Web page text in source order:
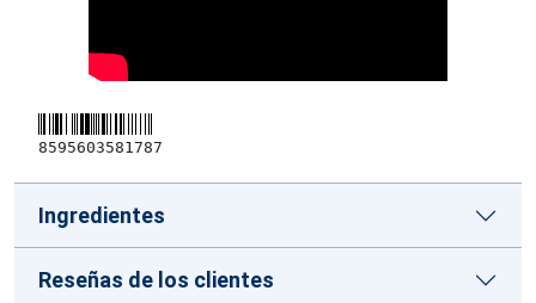
8595603581787
Ingredientes
Reseñas de los clientes